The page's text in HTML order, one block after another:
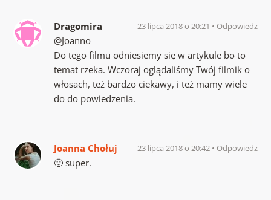
Dragomira 23 lipca 2018 o 20:21 Odpowiedz
@Joanno
Do tego filmu odniesiemy się w artykule bo to
temat rzeka. Wczoraj oglądaliśmy Twój filmik o
włosach, też bardzo ciekawy, i też mamy wiele
do do powiedzenia.
Joanna Chołuj 23 lipca 2018 o 20:42 Odpowiedz
🙂 super.